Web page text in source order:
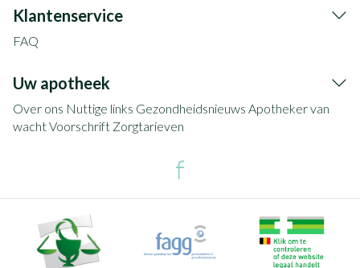
Klantenservice
FAQ
Uw apotheek
Over ons Nuttige links Gezondheidsnieuws Apotheker van
wachtVoorschrift Zorgtarieven